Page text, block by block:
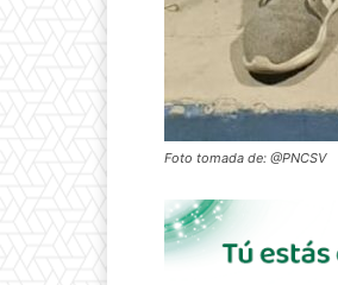
Foto tomada de: @PNCSV